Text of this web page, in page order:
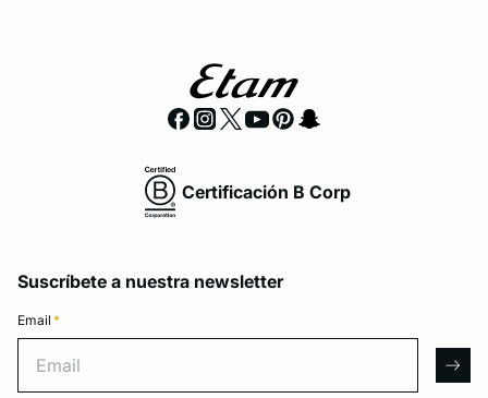
Certificación B Corp
Suscríbete a nuestra newsletter
Email *